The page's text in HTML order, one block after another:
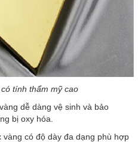
tính thẩm mỹ cao
dễ dàng vệ sinh và bảo
bị oxy hóa.
có độ dày đa dạng phù hợp